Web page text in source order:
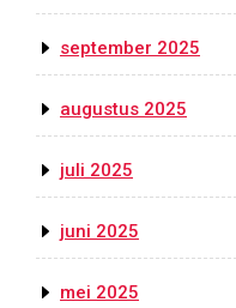
september 2025
augustus 2025
juli 2025
juni 2025
mei 2025